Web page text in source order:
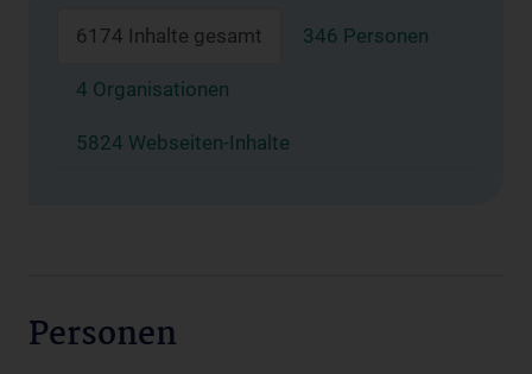
6174 Inhalte gesamt 346 Personen
4 Organisationen
5824 Webseiten-Inhalte
Personen